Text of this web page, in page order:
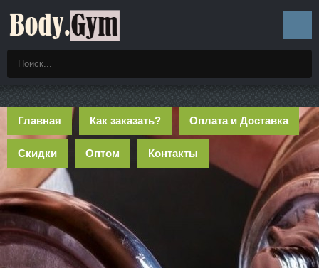
Главная Как заказать? Оплата и Доставка
Скидки Оптом Контакты